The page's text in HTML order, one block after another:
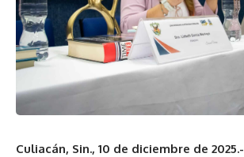
Culiacán, Sin., 10 de diciembre de 2025.-